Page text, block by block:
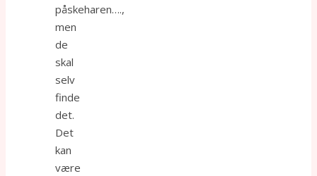
påskeharen….,
men
de
skal
selv
finde
det.
Det
kan
være